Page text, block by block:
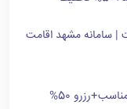
| سامانه مشهد اقامت
لیست هتل های خیابان طبرسی مشهد+قیمت مناسب+رزرو 50%